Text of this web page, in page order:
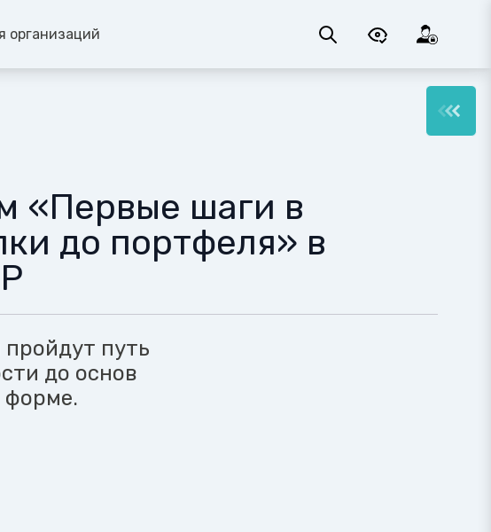
организаций
«Первые шаги в
до портфеля» в
путь
до основ
форме.